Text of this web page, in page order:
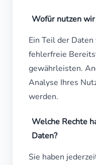
Wofür nutzen
Ein Teil der
fehlerfreie
gewährleisten.
Analyse Ihres
werden.
Welche Rechte
Daten?
Sie haben